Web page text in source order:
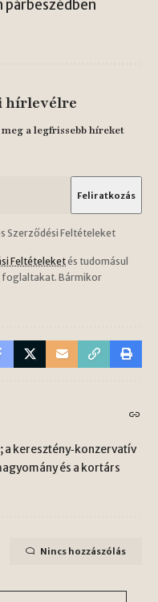
párbeszédben
hírlevélre
a legfrissebb híreket
Szerződési Feltételeket
Feltételeketés tudomásul
foglaltakat. Bármikor
keresztény‑konzervatív
és a kortárs
Nincs hozzászólás